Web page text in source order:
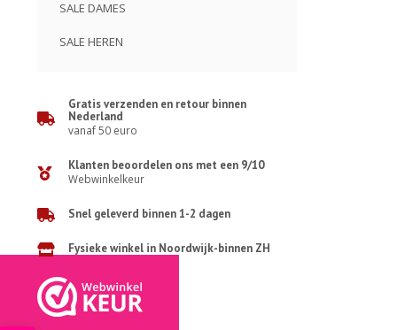
SALE DAMES
SALE HEREN
Gratis verzenden en retour binnen
Nederland
vanaf 50 euro
Klanten beoordelen ons met een 9/10
Webwinkelkeur
Snel geleverd binnen 1-2 dagen
Fysieke winkel in Noordwijk-binnen ZH